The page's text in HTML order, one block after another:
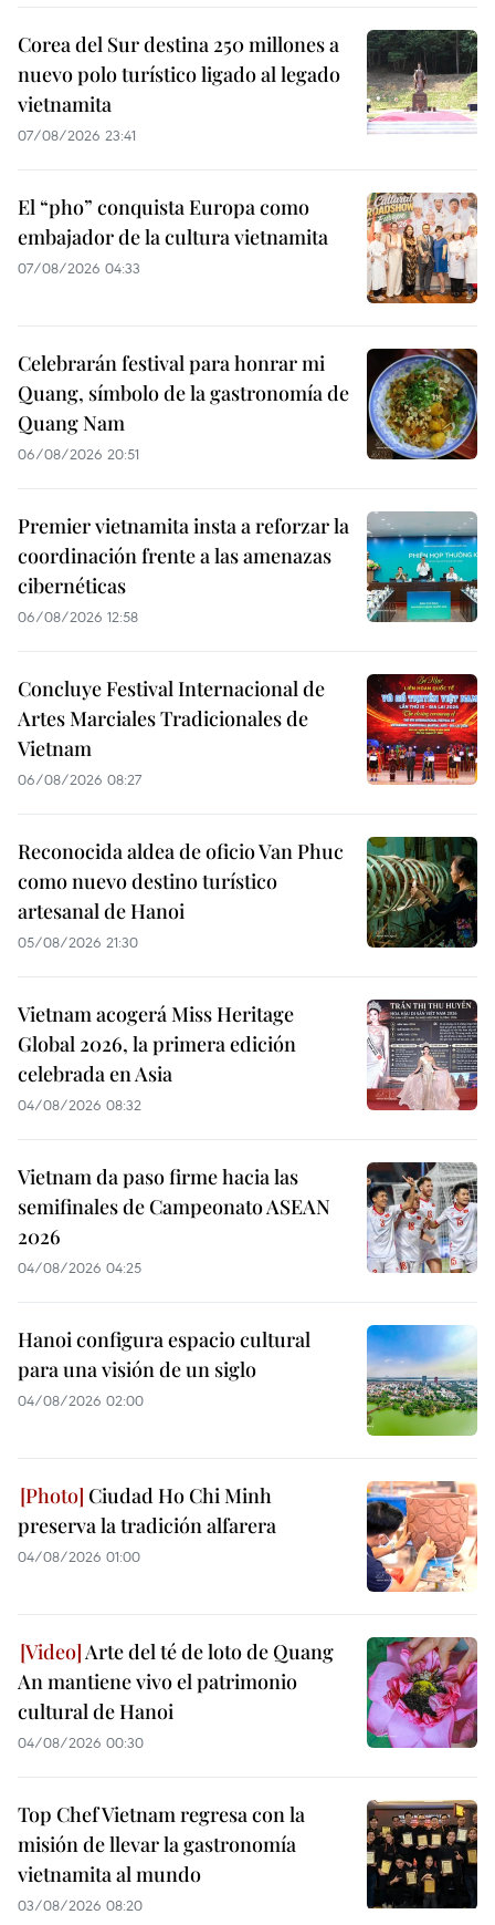
Corea del Sur destina 250 millones a
nuevo polo turístico ligado al legado
vietnamita
07/08/2026 23:41
El “pho” conquista Europa como
embajador de la cultura vietnamita
07/08/2026 04:33
Celebrarán festival para honrar mi
Quang, símbolo de la gastronomía de
Quang Nam
06/08/2026 20:51
Premier vietnamita insta a reforzar la
coordinación frente a las amenazas
cibernéticas
06/08/2026 12:58
Concluye Festival Internacional de
Artes Marciales Tradicionales de
Vietnam
06/08/2026 08:27
Reconocida aldea de oficio Van Phuc
como nuevo destino turístico
artesanal de Hanoi
05/08/2026 21:30
Vietnam acogerá Miss Heritage
Global 2026, la primera edición
celebrada en Asia
04/08/2026 08:32
Vietnam da paso firme hacia las
semifinales de Campeonato ASEAN
2026
04/08/2026 04:25
Hanoi configura espacio cultural
para una visión de un siglo
04/08/2026 02:00
Ciudad Ho Chi Minh
preserva la tradición alfarera
04/08/2026 01:00
Arte del té de loto de Quang
An mantiene vivo el patrimonio
cultural de Hanoi
04/08/2026 00:30
Top Chef Vietnam regresa con la
misión de llevar la gastronomía
vietnamita al mundo
03/08/2026 08:20